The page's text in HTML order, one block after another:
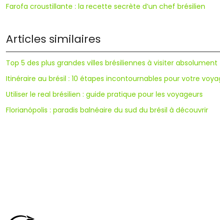
Farofa croustillante : la recette secrète d’un chef brésilien
Articles similaires
Top 5 des plus grandes villes brésiliennes à visiter absolument
Itinéraire au brésil : 10 étapes incontournables pour votre
Utiliser le real brésilien : guide pratique pour les voyageurs
Florianópolis : paradis balnéaire du sud du brésil à découvrir